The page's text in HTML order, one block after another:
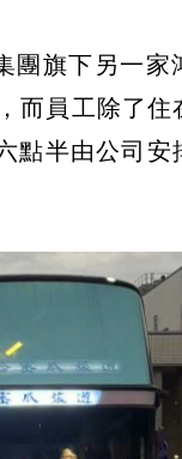
旗下另一家
而員工除了住
點半由公司安